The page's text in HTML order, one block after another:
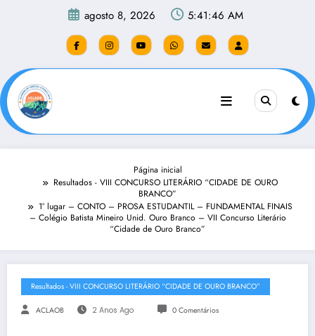
agosto 8, 2026 5:41:46 AM
Página inicial
Resultados - VIII CONCURSO LITERÁRIO “CIDADE DE OURO
BRANCO”
1° lugar – CONTO – PROSA ESTUDANTIL – FUNDAMENTAL FINAIS
– Colégio Batista Mineiro Unid. Ouro Branco – VII Concurso Literário
“Cidade de Ouro Branco”
Resultados - VIII CONCURSO LITERÁRIO “CIDADE DE OURO BRANCO”
ACLAOB 2 Anos Ago 0 Comentários